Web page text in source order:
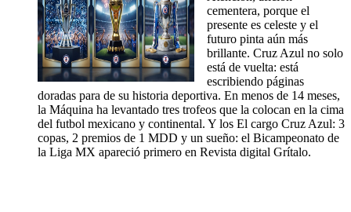
cementera, porque el
presente es celeste y el
futuro pinta aún más
brillante. Cruz Azul no solo
está de vuelta: está
escribiendo páginas
doradas para de su historia deportiva. En menos de 14 meses,
la Máquina ha levantado tres trofeos que la colocan en la cima
del futbol mexicano y continental. Y los El cargo Cruz Azul: 3
copas, 2 premios de 1 MDD y un sueño: el Bicampeonato de
la Liga MX apareció primero en Revista digital Grítalo.